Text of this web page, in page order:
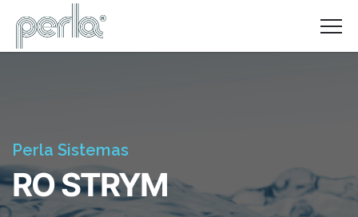
PROMOCIONES
FACILIDADES DE PAGO
PRODUCTOS
Perla Sistemas
RO STRYM